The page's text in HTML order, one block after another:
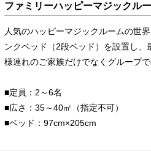
ファミリーハッピーマジックル
人気のハッピーマジックルームの世
ンクベッド（2段ベッド）を設置し
様連れのご家族だけでなくグループで
■定員：2～6名
■広さ：35～40㎡（指定不可）
■ベッド：97cm×205cm